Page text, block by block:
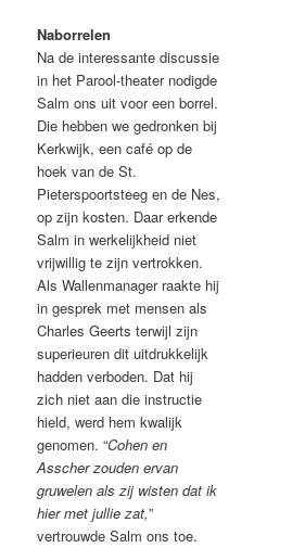
Naborrelen
Na de interessante discussie
in het Parool-theater nodigde
Salm ons uit voor een borrel.
Die hebben we gedronken bij
Kerkwijk, een café op de
hoek van de St.
Pieterspoortsteeg en de Nes,
op zijn kosten. Daar erkende
Salm in werkelijkheid niet
vrijwillig te zijn vertrokken.
Als Wallenmanager raakte hij
in gesprek met mensen als
Charles Geerts terwijl zijn
superieuren dit uitdrukkelijk
hadden verboden. Dat hij
zich niet aan die instructie
hield, werd hem kwalijk
genomen. “Cohen en
Asscher zouden ervan
gruwelen als zij wisten dat ik
hier met jullie zat,”
vertrouwde Salm ons toe.